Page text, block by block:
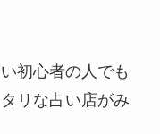
初心者の人でも
リな占い店がみ